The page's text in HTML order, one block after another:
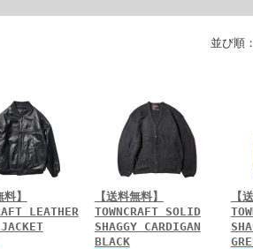
並び順
】
LEATHER
【送料無料】
TOWNCRAFT SOLID
SHAGGY CARDIGAN
BLACK
【